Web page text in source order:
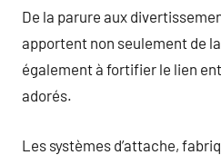
De la parure aux
apportent non seulement de
également à fortifier le lien
adorés.
Les systèmes d’attache,